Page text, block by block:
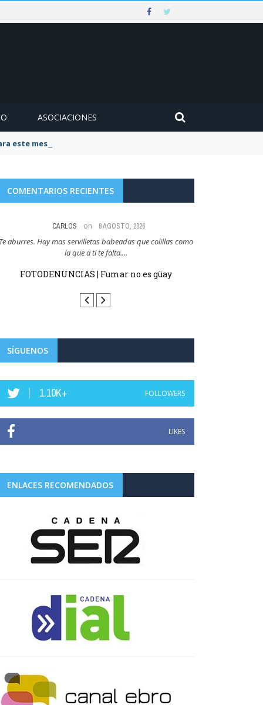
ASOCIACIONES
este mes de agosto
COMENTARIOS RECIENTES
CARLOS on 8 AGOSTO, 2026
aburres. Hay mas servilletas babeadas que colillas como
la que a ti te falta....
FOTODENUNCIAS | Fumar no es güay
SÍGUENOS
1.10K+ FOLLOWERS
LIKES
ENLACES RECOMENDADOS